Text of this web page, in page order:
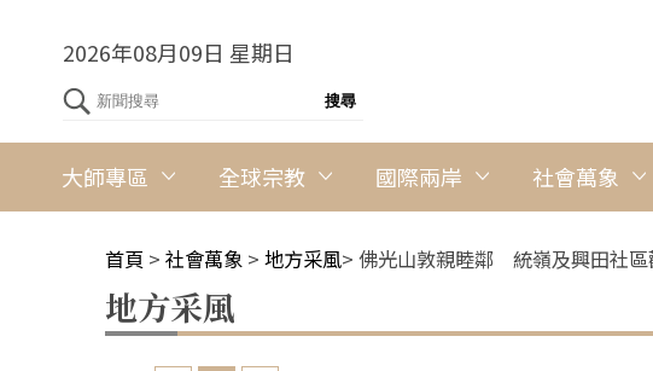
2026年08月09日 星期日
大師專區 全球宗教 國際兩岸 社會萬象
首頁 > 社會萬象 > 地方采風> 佛光山敦親睦鄰 統嶺及興田社區
地方采風